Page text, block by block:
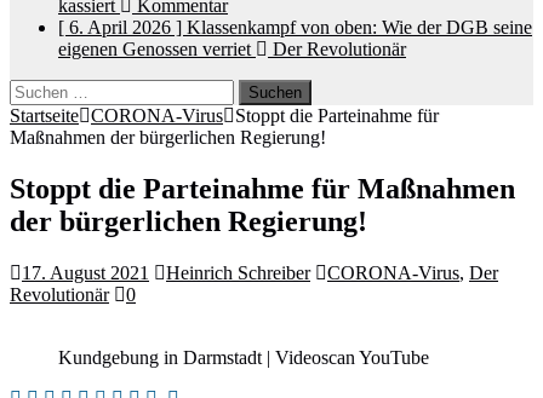
kassiert
Kommentar
[ 6. April 2026 ] Klassenkampf von oben: Wie der DGB seine
eigenen Genossen verriet
Der Revolutionär
Suchen
nach:
Startseite CORONA-Virus
Stoppt die Parteinahme für
Maßnahmen der bürgerlichen Regierung!
Stoppt die Parteinahme für Maßnahmen
der bürgerlichen Regierung!
17. August 2021 Heinrich Schreiber CORONA-Virus, Der
Revolutionär
0
Kundgebung in Darmstadt | Videoscan YouTube